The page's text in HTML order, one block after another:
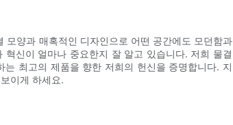
양과 매혹적인 디자인으로 어떤 공간에도 모던함과
신이 얼마나 중요한지 잘 알고 있습니다. 저희 물결
최고의 제품을 향한 저희의 헌신을 증명합니다. 지
이게 하세요.